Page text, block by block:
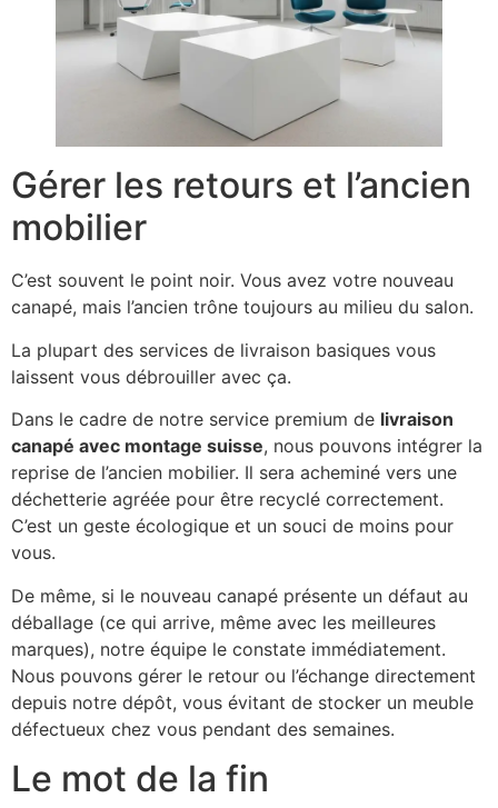
Gérer les retours et l’ancien
mobilier
C’est souvent le point noir. Vous avez votre nouveau
canapé, mais l’ancien trône toujours au milieu du salon.
La plupart des services de livraison basiques vous
laissent vous débrouiller avec ça.
Dans le cadre de notre service premium de livraison
canapé avec montage suisse, nous pouvons intégrer la
reprise de l’ancien mobilier. Il sera acheminé vers une
déchetterie agréée pour être recyclé correctement.
C’est un geste écologique et un souci de moins pour
vous.
De même, si le nouveau canapé présente un défaut au
déballage (ce qui arrive, même avec les meilleures
marques), notre équipe le constate immédiatement.
Nous pouvons gérer le retour ou l’échange directement
depuis notre dépôt, vous évitant de stocker un meuble
défectueux chez vous pendant des semaines.
Le mot de la fin